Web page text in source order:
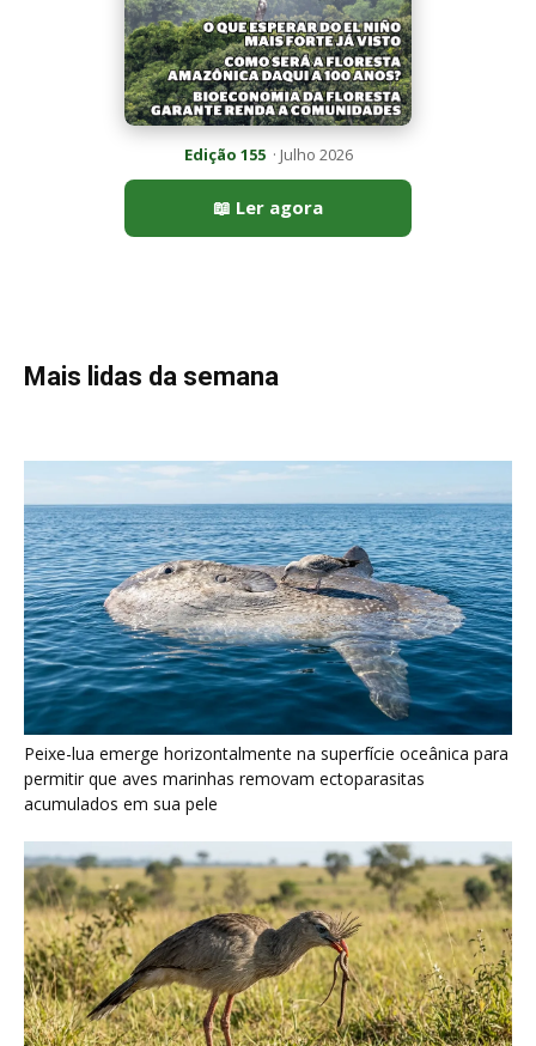
Peixe-lua emerge horizontalmente na superfície oceânica para
permitir que aves marinhas removam ectoparasitas
Seriema utiliza pernas longas e arremessa serpentes contra
rochas para subjugar presas peçonhentas nos campos